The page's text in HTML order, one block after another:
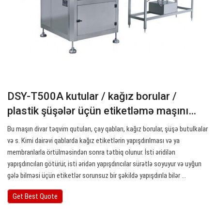
DSY-T500A kutular / kağız borular /
plastik şüşələr üçün etiketləmə maşını…
Bu maşın divar təqvim qutuları, çay qabları, kağız borular, şüşə butulkalar
və s. Kimi dairəvi qablarda kağız etiketlərin yapışdırılması və ya
membranlarla örtülməsindən sonra tətbiq olunur. İsti əridilən
yapışdırıcıları götürür, isti əridən yapışdırıcılar sürətlə soyuyur və uyğun
gələ bilməsi üçün etiketlər sorunsuz bir şəkildə yapışdırıla bilər ...
Get Best Quote